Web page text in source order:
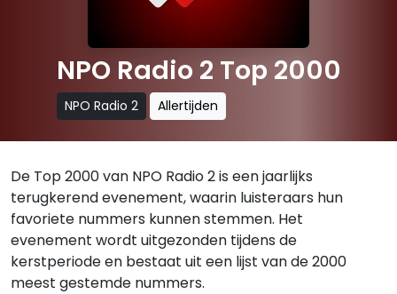
NPO Radio 2 Top 2000
NPO Radio 2 Allertijden
De Top 2000 van NPO Radio 2 is een jaarlijks
terugkerend evenement, waarin luisteraars hun
favoriete nummers kunnen stemmen. Het
evenement wordt uitgezonden tijdens de
kerstperiode en bestaat uit een lijst van de 2000
meest gestemde nummers.